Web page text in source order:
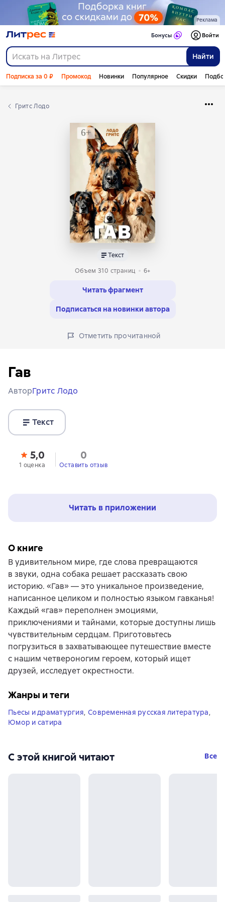
Реклама
Найти
Бонусы Войти
Подписка за 0 ₽ Промокод Новинки Популярное Скидки
Гритс Лодо
Текст
Объем 310 страниц
6+
Читать фрагмент
Подписаться на новинки автора
Отметить прочитанной
Гав
АвторГритс Лодо
Текст
5,0
1 оценка
0
Оставить отзыв
Читать в приложении
О книге
В удивительном мире, где слова превращаются
в звуки, одна собака решает рассказать свою
историю. «Гав» — это уникальное произведение,
написанное целиком и полностью языком гавканья!
Каждый «гав» переполнен эмоциями,
приключениями и тайнами, которые доступны лишь
чувствительным сердцам. Приготовьтесь
погрузиться в захватывающее путешествие вместе
с нашим четвероногим героем, который ищет
друзей, исследует окрестности.
Жанры и теги
Пьесы и драматургия, Современная русская литература,
Юмор и сатира
С этой книгой читают Все